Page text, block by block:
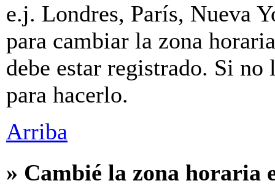
e.j. Londres, París, Nueva
para cambiar la zona
debe estar registrado. Si no
para hacerlo.
Arriba
» Cambié la zona horaria